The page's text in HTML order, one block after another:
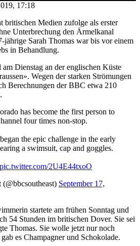
17:18
britischen Medien zufolge als erster
Unterbrechung den Ärmelkanal
jährige Sarah Thomas war bis vor einem
in Behandlung.
Dienstag an der englischen Küste
Wegen der starken Strömungen
Berechnungen der BBC etwa 210
has become the first person to
four times non-stop.
the epic challenge in the early
a swimsuit, cap and goggles.
pic.twitter.com/2U4E44txoO
September 17,
startete am frühen Sonntag und
54 Stunden im britischen Dover. Sie sei
Thomas. Sie wolle jetzt nur noch
es Champagner und Schokolade.